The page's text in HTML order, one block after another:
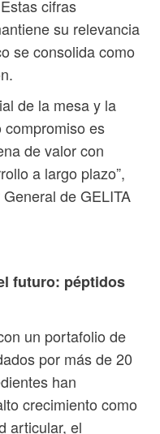
cifras
su relevancia
se consolida como
de la mesa y la
compromiso es
de valor con
a largo plazo”,
de GELITA
futuro: péptidos
un portafolio de
por más de 20
han
crecimiento como
articular, el